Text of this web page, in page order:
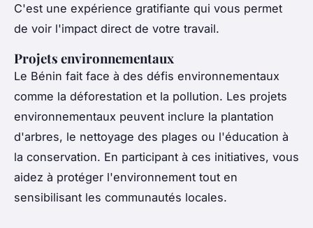
C'est une expérience gratifiante qui vous permet
de voir l'impact direct de votre travail.
Projets environnementaux
Le Bénin fait face à des défis environnementaux
comme la déforestation et la pollution. Les projets
environnementaux peuvent inclure la plantation
d'arbres, le nettoyage des plages ou l'éducation à
la conservation. En participant à ces initiatives, vous
aidez à protéger l'environnement tout en
sensibilisant les communautés locales.